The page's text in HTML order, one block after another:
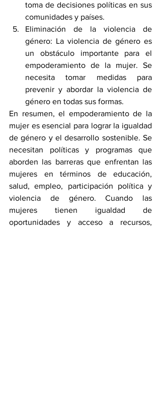
toma de decisiones políticas en sus
comunidades y países.
Eliminación de la violencia de
género: La violencia de género es
un obstáculo importante para el
empoderamiento de la mujer. Se
necesita tomar medidas para
prevenir y abordar la violencia de
género en todas sus formas.
En resumen, el empoderamiento de la
mujer es esencial para lograr la igualdad
de género y el desarrollo sostenible. Se
necesitan políticas y programas que
aborden las barreras que enfrentan las
mujeres en términos de educación,
salud, empleo, participación política y
violencia de género. Cuando las
mujeres tienen igualdad de
oportunidades y acceso a recursos,